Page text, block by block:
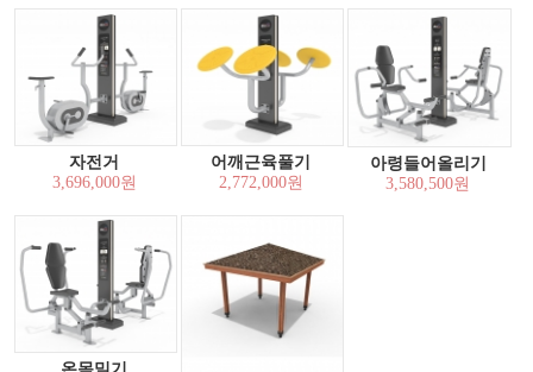
자전거
3,696,000원
어깨근육풀기
2,772,000원
아령들어올리기
3,580,500원